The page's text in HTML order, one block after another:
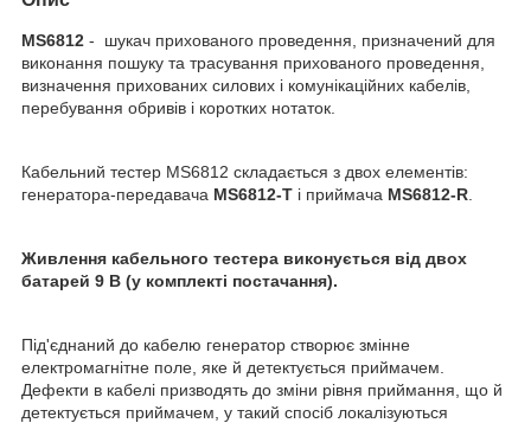
MS6812 - шукач прихованого проведення, призначений для
виконання пошуку та трасування прихованого проведення,
визначення прихованих силових і комунікаційних кабелів,
перебування обривів і коротких нотаток.
Кабельний тестер MS6812 складається з двох елементів:
генератора-передавача MS6812-T і приймача MS6812-R
Живлення кабельного тестера виконується від двох
батарей 9 В (у комплекті постачання).
Під'єднаний до кабелю генератор створює змінне
електромагнітне поле, яке й детектується приймачем.
Дефекти в кабелі призводять до зміни рівня приймання, що й
детектується приймачем, у такий спосіб локалізуються